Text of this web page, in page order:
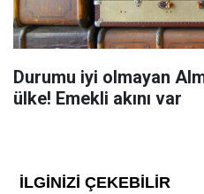
Durumu iyi olmayan
ülke! Emekli akını var